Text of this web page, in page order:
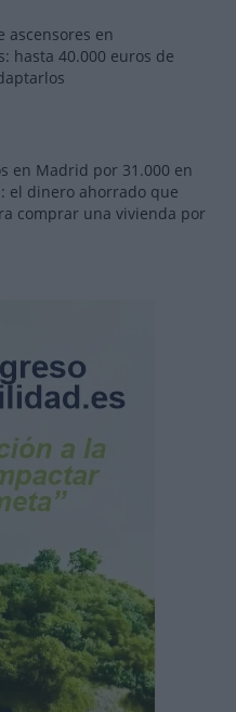
ascensores en
hasta 40.000 euros de
en Madrid por 31.000 en
el dinero ahorrado que
comprar una vivienda por